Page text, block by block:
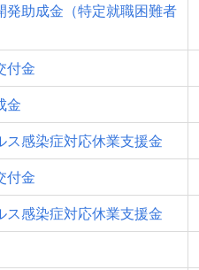
発助成金（特定就職困難者
付金
金
ス感染症対応休業支援金
付金
ス感染症対応休業支援金